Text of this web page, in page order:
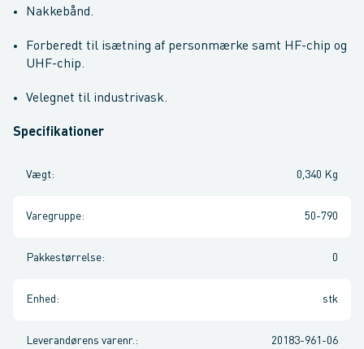
Nakkebånd.
Forberedt til isætning af personmærke samt HF-chip og
UHF-chip.
Velegnet til industrivask.
Specifikationer
Vægt: 0,340 Kg
Varegruppe: 50-790
Pakkestørrelse: 0
Enhed : stk
Leverandørens varenr. : 20183-961-06